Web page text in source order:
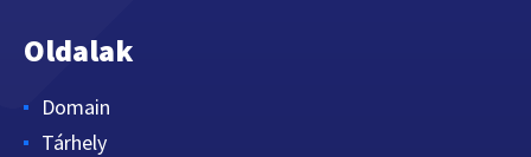
Oldalak
Domain
Tárhely